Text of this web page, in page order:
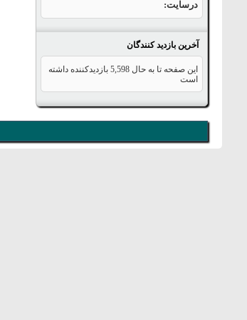
درسایت
آخرین بازدید کنندگان
این صفحه تا به حال 5,598 بازدیدکننده داشته
است